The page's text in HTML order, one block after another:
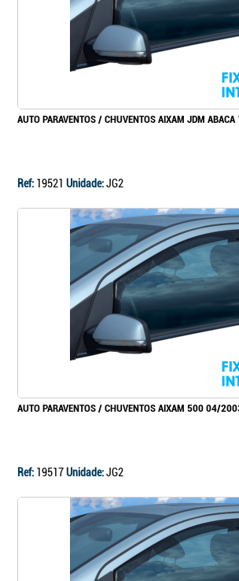
AUTO PARAVENTOS / CHUVENTOS AIXAM JDM
Ref: 19521 Unidade:JG2
AUTO PARAVENTOS / CHUVENTOS AIXAM 500 04/
Ref: 19517Unidade:JG2